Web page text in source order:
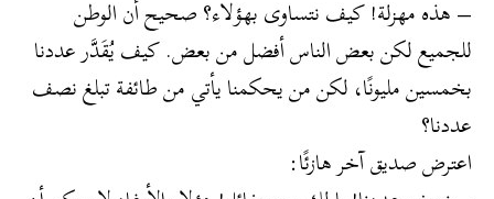
– هذه مهزلة! كيف نتساوى بهؤلاء؟ صحيح أن الوطن
للجميع لكن بعض الناس أفضل من بعض. كيف يُقَدَّر عددنا
بخمسين مليونًا، لكن من يحكمنا يأتي من طائفة تبلغ نصف
عددنا؟
اعترض صديق آخر هازئًا: